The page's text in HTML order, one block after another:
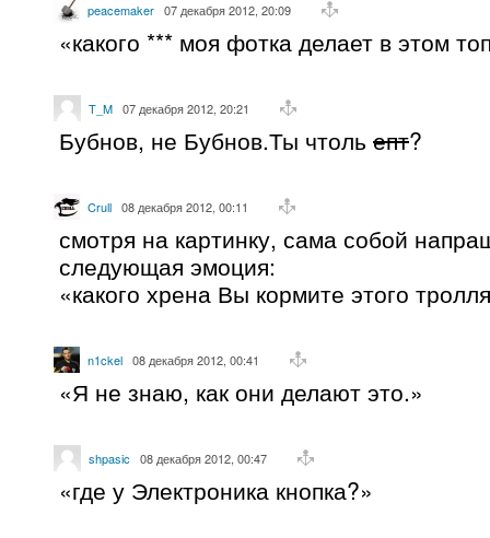
peacemaker 07 декабря 2012, 20:09
«какого *** моя фотка делает в этом
T_M 07 декабря 2012, 20:21
Бубнов, не Бубнов.Ты чтоль епт?
Crull 08 декабря 2012, 00:11
смотря на картинку, сама собой
следующая эмоция:
«какого хрена Вы кормите этого
n1ckel 08 декабря 2012, 00:41
«Я не знаю, как они делают это.»
shpasic 08 декабря 2012, 00:47
«где у Электроника кнопка?»